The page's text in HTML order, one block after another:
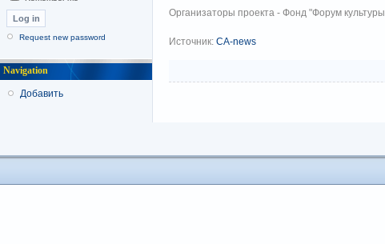
Организаторы проекта - Фонд "Форум
Источник: CA-news
Request new password
Navigation
Добавить